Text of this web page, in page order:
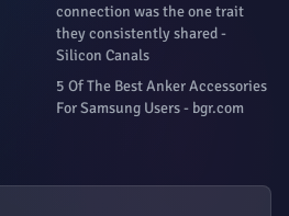
connection was the one trait
they consistently shared -
Silicon Canals
5 Of The Best Anker Accessories
For Samsung Users - bgr.com